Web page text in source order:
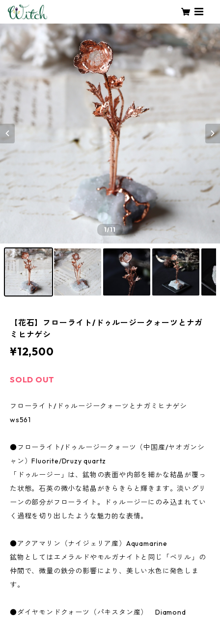
1/11
【花石】フローライト/ドゥルージークォーツとナガ
ミヒナゲシ
¥12,500
SOLD OUT
フローライト/ドゥルージークォーツとナガミヒナゲシ
ws561
●フローライト/ドゥルージークォーツ（中国産/ヤオガンシ
ャン）Fluorite/Druzy quartz
「ドゥルージー」は、鉱物の表面や内部を細かな結晶が覆っ
た状態。石英の微小な結晶がきらきらと輝きます。淡いグリ
ーンの部分がフローライト。ドゥルージーにのみ込まれてい
く過程を切り出したような魅力的な表情。
●アクアマリン（ナイジェリア産）Aquamarine
鉱物としてはエメラルドやモルガナイトと同じ「ベリル」の
仲間で、微量の鉄分の影響により、美しい水色に発色しま
す。
●ダイヤモンドクォーツ（パキスタン産） Diamond